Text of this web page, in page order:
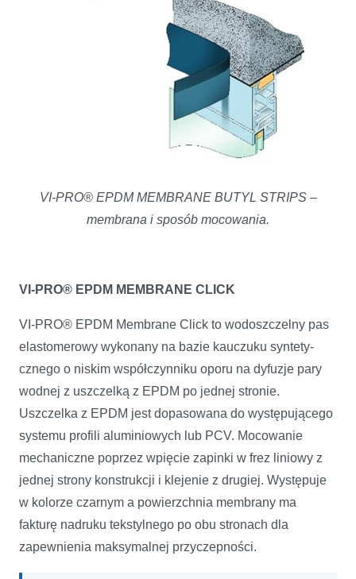
VI-PRO® EPDM MEMBRANE BUTYL STRIPS –
membrana i sposób mocowania.
VI-PRO® EPDM MEMBRANE CLICK
VI-PRO® EPDM Membrane Click to wodoszczelny pas
elastomerowy wykonany na bazie kauczuku syntety­
cznego o niskim współczynniku oporu na dyfuzje pary
wodnej z uszczelką z EPDM po jednej stronie.
Uszczelka z EPDM jest dopasowana do występu­jącego
systemu profili aluminiowych lub PCV. Moco­wanie
mechaniczne poprzez wpięcie zapinki w frez liniowy z
jednej strony konstrukcji i klejenie z dru­giej. Występuje
w kolorze czarnym a powierzchnia membrany ma
fakturę nadruku tekstylnego po obu stronach dla
zapewnienia maksymalnej przyczep­ności.